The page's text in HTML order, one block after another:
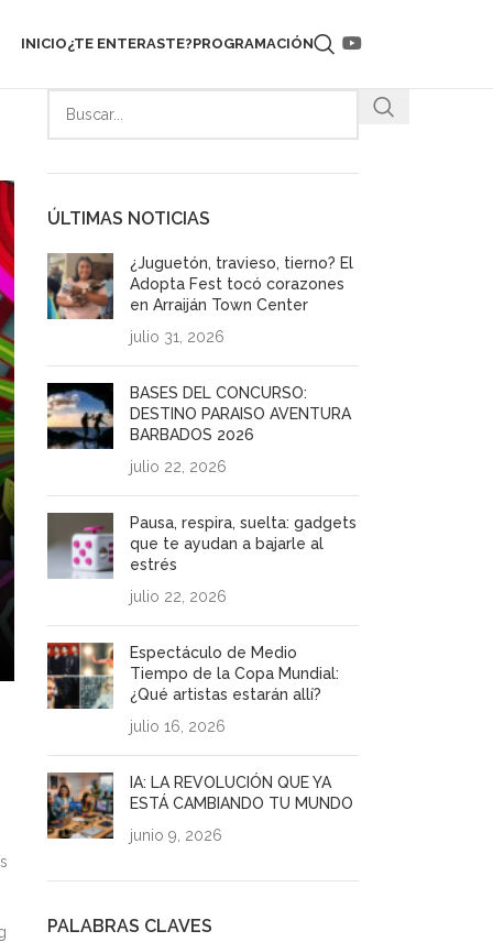
INICIO¿TE ENTERASTE?PROGRAMACIÓN
ÚLTIMAS NOTICIAS
¿Juguetón, travieso, tierno? El
Adopta Fest tocó corazones
en Arraiján Town Center
julio 31, 2026
BASES DEL CONCURSO:
DESTINO PARAISO AVENTURA
BARBADOS 2026
julio 22, 2026
Pausa, respira, suelta: gadgets
que te ayudan a bajarle al
estrés
julio 22, 2026
Espectáculo de Medio
Tiempo de la Copa Mundial:
¿Qué artistas estarán allí?
julio 16, 2026
IA: LA REVOLUCIÓN QUE YA
ESTÁ CAMBIANDO TU MUNDO
junio 9, 2026
PALABRAS CLAVES